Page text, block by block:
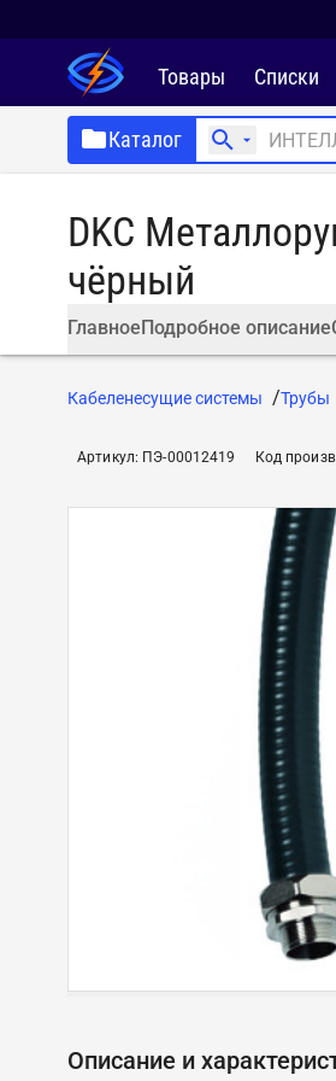
Товары Списки
Каталог
DKC
чёрный
ГлавноеПодробное описание
Кабеленесущие системы Трубы
Артикул: ПЭ-00012419 Код
Описание и